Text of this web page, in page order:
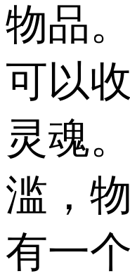
物品
可以
灵魂
滥，
有一